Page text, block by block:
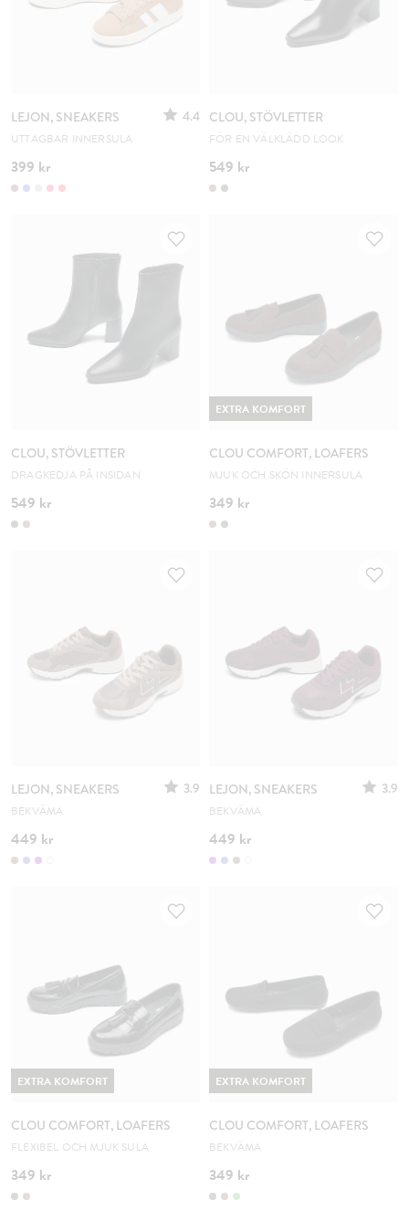
LEJON, SNEAKERS 4.4
UTTAGBAR INNERSULA
399 kr
CLOU, STÖVLETTER
FÖR EN VÄLKLÄDD LOOK
549 kr
CLOU, STÖVLETTER
DRAGKEDJA PÅ INSIDAN
549 kr
CLOU COMFORT, LOAFERS
MJUK OCH SKÖN INNERSULA
349 kr
EXTRA KOMFORT
LEJON, SNEAKERS 3.9
BEKVÄMA
449 kr
LEJON, SNEAKERS 3.9
BEKVÄMA
449 kr
CLOU COMFORT, LOAFERS
FLEXIBEL OCH MJUK SULA
349 kr
EXTRA KOMFORT
CLOU COMFORT, LOAFERS
BEKVÄMA
349 kr
EXTRA KOMFORT